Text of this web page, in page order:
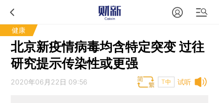
健康
北京新疫情病毒均含特定突变 过往
研究提示传染性或更强
试听
2020年06月22日 09:56 T中